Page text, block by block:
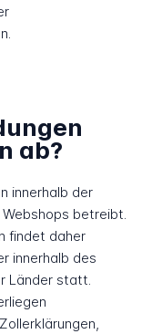
ab?
innerhalb der
betreibt.
findet daher
innerhalb des
Länder statt.